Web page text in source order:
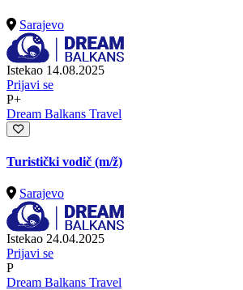
Sarajevo
Istekao 14.08.2025
Prijavi se
P+
Dream Balkans Travel
Turistički vodič (m/ž)
Sarajevo
Istekao 24.04.2025
Prijavi se
P
Dream Balkans Travel